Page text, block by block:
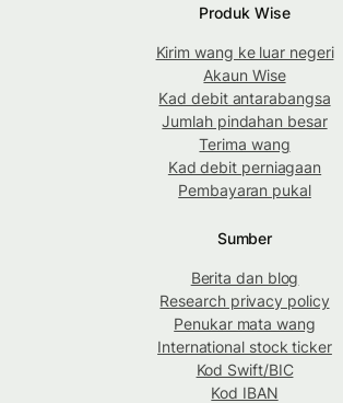
Produk Wise
Kirim wang ke luar negeri
Akaun Wise
Kad debit antarabangsa
Jumlah pindahan besar
Terima wang
Kad debit perniagaan
Pembayaran pukal
Sumber
Berita dan blog
Research privacy policy
Penukar mata wang
International stock ticker
Kod Swift/BIC
Kod IBAN